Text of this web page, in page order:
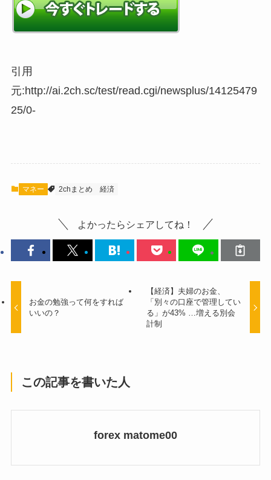
引用
元:http://ai.2ch.sc/test/read.cgi/newsplus/14125479
25/0-
マネー 2chまとめ 経済
よかったらシェアしてね！
お金の勉強って何をすれば
いいの？
【経済】夫婦のお金、
「別々の口座で管理してい
る」が43% …増える別会
計制
この記事を書いた人
forex matome00